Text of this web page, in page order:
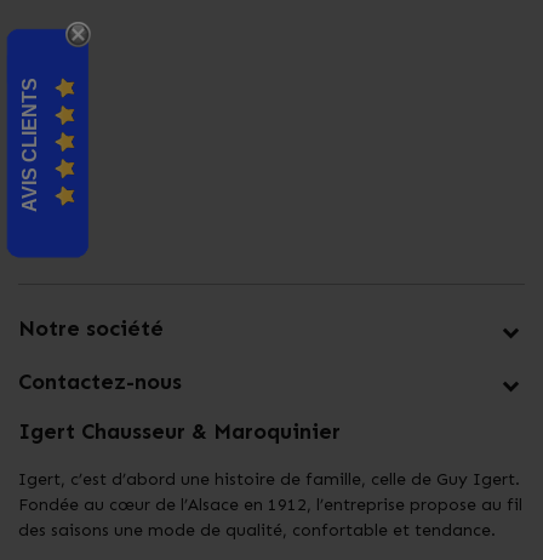
AVIS CLIENTS
Notre société
Contactez-nous
Igert Chausseur & Maroquinier
Igert, c’est d’abord une histoire de famille, celle de Guy Igert.
Fondée au cœur de l’Alsace en 1912, l’entreprise propose au fil
des saisons une mode de qualité, confortable et tendance.